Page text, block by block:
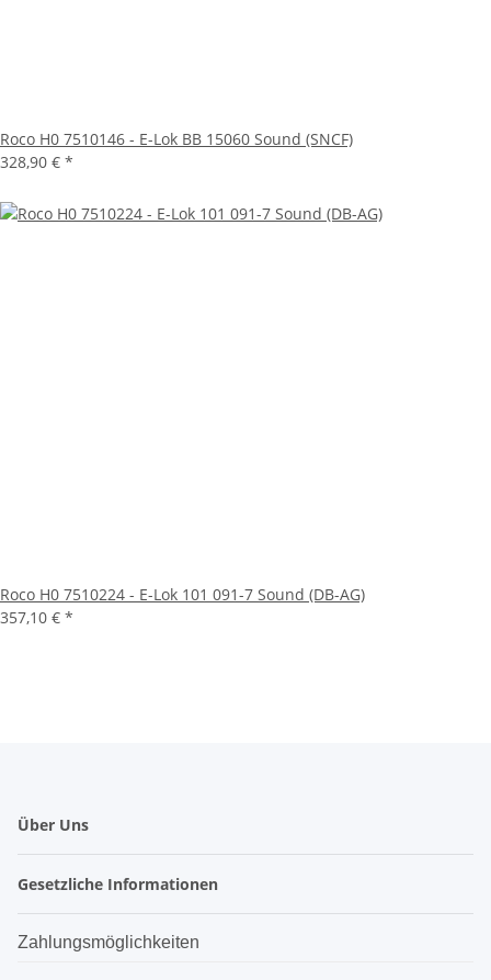
Roco H0 7510146 - E-Lok BB 15060 Sound (SNCF)
328,90 € *
Roco H0 7510224 - E-Lok 101 091-7 Sound (DB-AG)
357,10 € *
Über Uns
Gesetzliche Informationen
Zahlungsmöglichkeiten